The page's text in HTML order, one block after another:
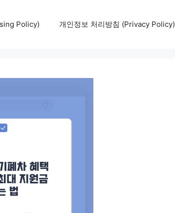
Policy) 개인정보 처리방침 (Privacy Policy)